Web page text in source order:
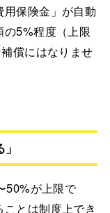
保険金」が自動
の5%程度（上限
償にはなりませ
50%が上限で
とは制度上でき